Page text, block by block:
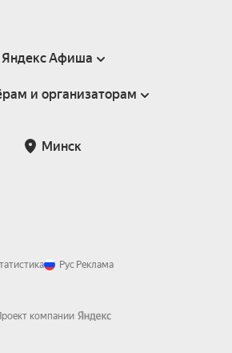
Яндекс Афиша
Справка
и организаторам
Минск
Рус Реклама
компании